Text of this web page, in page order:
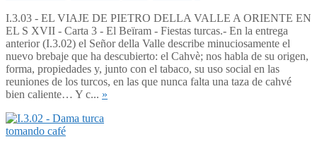
I.3.03 - EL VIAJE DE PIETRO DELLA VALLE A ORIENTE EN
EL S XVII - Carta 3 - El Beïram - Fiestas turcas.- En la entrega
anterior (I.3.02) el Señor della Valle describe minuciosamente el
nuevo brebaje que ha descubierto: el Cahvè; nos habla de su origen,
forma, propiedades y, junto con el tabaco, su uso social en las
reuniones de los turcos, en las que nunca falta una taza de cahvé
bien caliente… Y c... »